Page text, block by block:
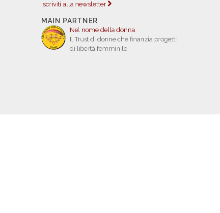
Iscriviti alla newsletter
MAIN PARTNER
Nel nome della donna
Il Trust di donne che finanzia progetti
di libertà femminile